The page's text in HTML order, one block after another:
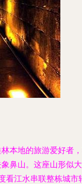
本地的旅游爱好者
鼻山。这座山形似
江水串联整栋城